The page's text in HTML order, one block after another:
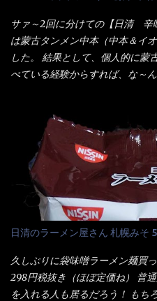
オタイなのと比べれば薄め？ や
ズ】が必要だナァ～ 笑 私は、
く...
脂)／加工でん粉、調味料(アミ
ル色素、リン酸塩(Na)、増粘多
ミンE)、クチナシ色素、ベニコ
タミンB1、香辛料抽出物、 カロ
油脂、植物性たん白、食塩、と
ぷら)、添付調味料(砂糖、食塩
水分解物、ねぎ、香辛料、 植物
料(アミノ酸等)、炭酸カルシウ
(Na)、増粘多糖類、レシチン、
色素、香料、ベニコウジ色素、
抽出物、(一部にえび・小麦・そ
いも・ゼラチンを含む) 材料から
入っている！ あの半円形のヤ
さば！？ さばって鯖か？？ サ
比較 緑のたぬき ...
サァ～2回に分けての【日清
は蒙古タンメン中本（中本＆イ
した。 結果として、個人的に蒙
べている経験からすれば、な～
いつきました。 見た目は、炎の
る・・・ でもパッケージに惑
ヤングの【獄激辛焼きそば】を
レーもな！ 今回、カップヌー
さレベルが記載されている。
位の辛さと云っている訳だ。 昨
も経つと記憶の彼方に・・・い
のではない。 記憶に残るだけの
云う事（当時） 開封すると・
ップヌードルは基本蓋開けて、
デビュー時からの最大のポイ
日清のラーメン屋さん 札幌み
久しぶりに袋味噌ラーメン麺買
298円税抜き（ほぼ定価ね） 普
を入れる人も居るだろう！ もち